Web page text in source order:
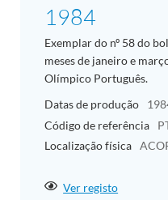
1984
Exemplar do nº 58 do
meses de janeiro e
Olímpico Português.
Datas de produção
Código de referência
Localização física
Ver registo